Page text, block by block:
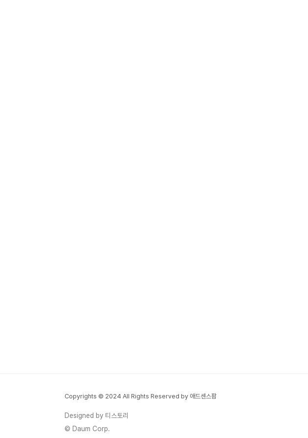
Copyrights © 2024 All Rights Reserved by 애드센스팜
Designed by 티스토리
© Daum Corp.